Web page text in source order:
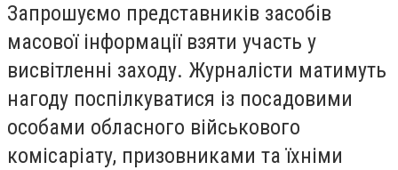
Запрошуємо представників засобів
масової інформації взяти участь у
висвітленні заходу. Журналісти матимуть
нагоду поспілкуватися із посадовими
особами обласного військового
комісаріату, призовниками та їхніми